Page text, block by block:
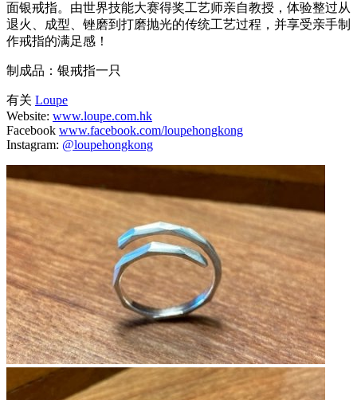
面银戒指。由世界技能大赛得奖工艺师亲自教授，体验整过从
退火、成型、锉磨到打磨抛光的传统工艺过程，并享受亲手制
作戒指的满足感！
制成品：银戒指一只
有关 Loupe
Website: www.loupe.com.hk
Facebook www.facebook.com/loupehongkong
Instagram: @loupehongkong